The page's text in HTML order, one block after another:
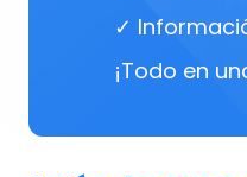
✓
¡Todo en